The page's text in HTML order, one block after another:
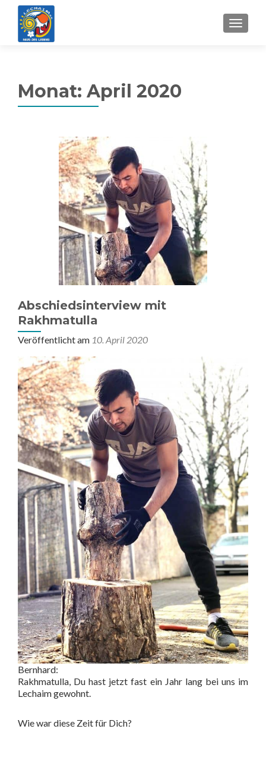
MENU
Monat: April 2020
Abschiedsinterview mit
Rakhmatulla
Veröffentlicht am 10. April 2020
Bernhard:
Rakhmatulla, Du hast jetzt fast ein Jahr lang bei uns im
Lechaim gewohnt.
Wie war diese Zeit für Dich?